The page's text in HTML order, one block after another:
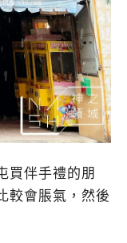
買伴手禮的朋
較會脹氣，然後